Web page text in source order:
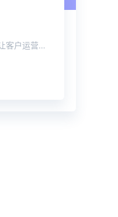
九大渠道搭建全场景获客矩阵，让客户运营更简单